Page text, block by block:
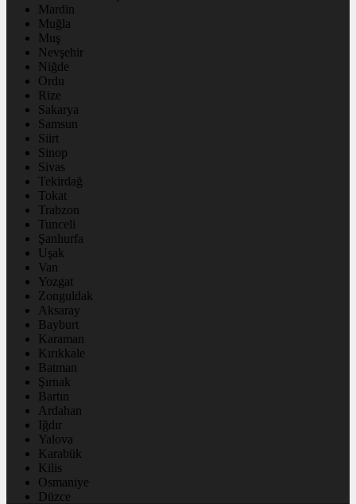
Mardin
Muğla
Muş
Nevşehir
Niğde
Ordu
Rize
Sakarya
Samsun
Siirt
Sinop
Sivas
Tekirdağ
Tokat
Trabzon
Tunceli
Şanlıurfa
Uşak
Van
Yozgat
Zonguldak
Aksaray
Bayburt
Karaman
Kırıkkale
Batman
Şırnak
Bartın
Ardahan
Iğdır
Yalova
Karabük
Kilis
Osmaniye
Düzce